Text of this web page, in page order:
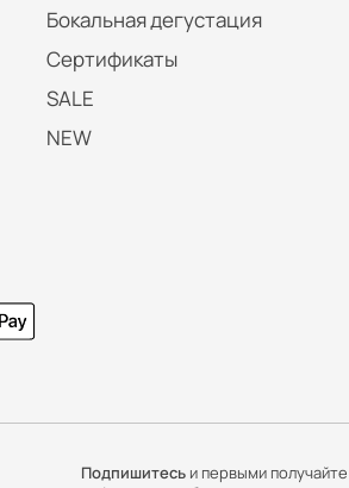
Бокальная дегустация
Сертификаты
SALE
NEW
Подпишитесьи первыми получайте